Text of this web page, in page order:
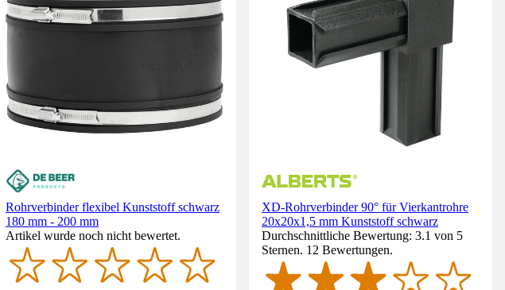
Rohrverbinder flexibel Kunststoff schwarz
180 mm - 200 mm
Artikel wurde noch nicht bewertet.
XD-Rohrverbinder 90° für Vierkantrohre
20x20x1,5 mm Kunststoff schwarz
Durchschnittliche Bewertung: 3.1 von 5
Sternen. 12 Bewertungen.